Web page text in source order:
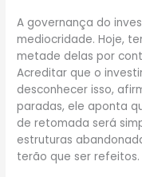
A governança do
mediocridade. Hoje,
metade delas por
Acreditar que o
desconhecer isso,
paradas, ele aponta
de retomada será
estruturas
terão que ser refeitos.